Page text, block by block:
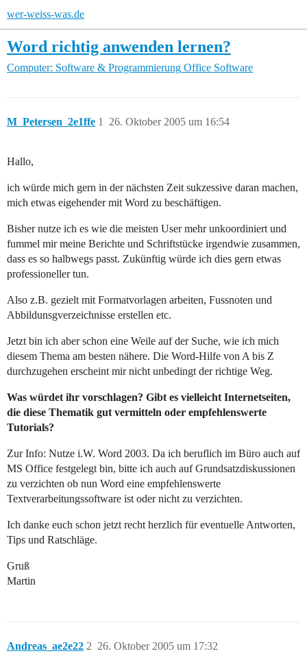
wer-weiss-was.de
Word richtig anwenden lernen?
Computer: Software & Programmierung Office Software
M_Petersen_2e1ffe 26. Oktober 2005 um 16:54
1
Hallo,
ich würde mich gern in der nächsten Zeit sukzessive daran machen,
mich etwas eigehender mit Word zu beschäftigen.
Bisher nutze ich es wie die meisten User mehr unkoordiniert und
fummel mir meine Berichte und Schriftstücke irgendwie zusammen,
dass es so halbwegs passt. Zukünftig würde ich dies gern etwas
professioneller tun.
Also z.B. gezielt mit Formatvorlagen arbeiten, Fussnoten und
Abbildunsgverzeichnisse erstellen etc.
Jetzt bin ich aber schon eine Weile auf der Suche, wie ich mich
diesem Thema am besten nähere. Die Word-Hilfe von A bis Z
durchzugehen erscheint mir nicht unbedingt der richtige Weg.
Was würdet ihr vorschlagen? Gibt es vielleicht Internetseiten,
die diese Thematik gut vermitteln oder empfehlenswerte
Tutorials?
Zur Info: Nutze i.W. Word 2003. Da ich beruflich im Büro auch auf
MS Office festgelegt bin, bitte ich auch auf Grundsatzdiskussionen
zu verzichten ob nun Word eine empfehlenswerte
Textverarbeitungssoftware ist oder nicht zu verzichten.
Ich danke euch schon jetzt recht herzlich für eventuelle Antworten,
Tips und Ratschläge.
Gruß
Martin
Andreas_ae2e22 26. Oktober 2005 um 17:32
2